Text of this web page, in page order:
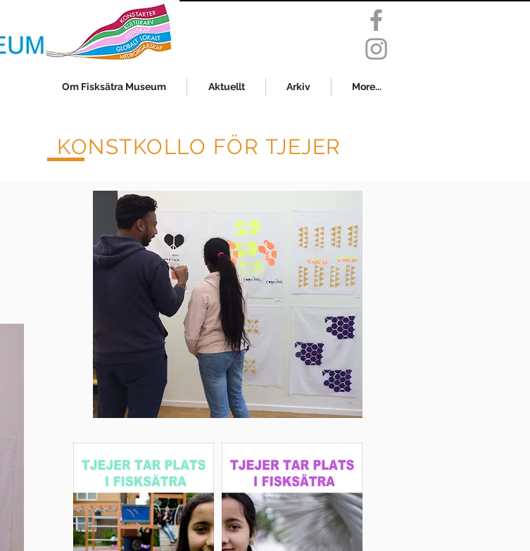
Om Fisksätra Museum Aktuellt Arkiv More...
KONSTKOLLO FÖR TJEJER